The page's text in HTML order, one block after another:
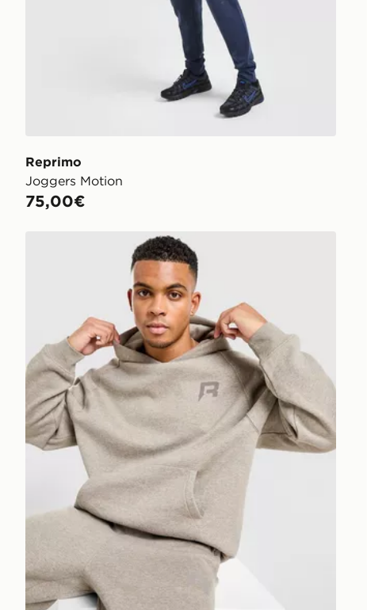
Reprimo
Joggers Motion
75,00€
Reprimo Sudadera con capucha Collective